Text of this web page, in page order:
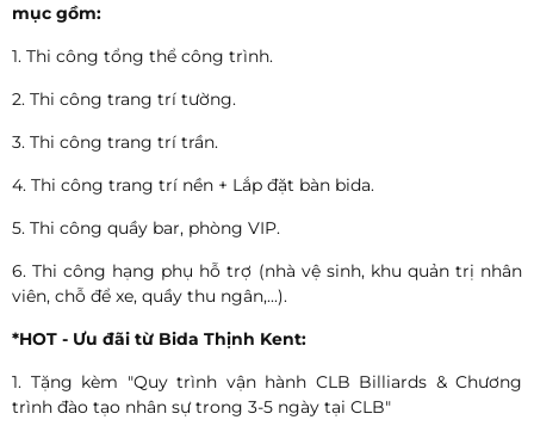
mục gồm:
1. Thi công tổng thể công trình.
2. Thi công trang trí tường.
3. Thi công trang trí trần.
4. Thi công trang trí nền + Lắp đặt bàn bida.
5. Thi công quầy bar, phòng VIP.
6. Thi công hạng phụ hỗ trợ (nhà vệ sinh, khu quản trị nhân
viên, chỗ để xe, quầy thu ngân,...).
*HOT - Ưu đãi từ Bida Thịnh Kent:
1. Tặng kèm "Quy trình vận hành CLB Billiards & Chương
trình đào tạo nhân sự trong 3-5 ngày tại CLB"